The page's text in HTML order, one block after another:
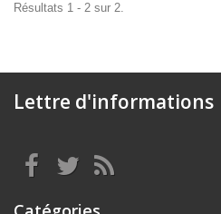
Résultats 1 - 2 sur 2.
Lettre d'informations